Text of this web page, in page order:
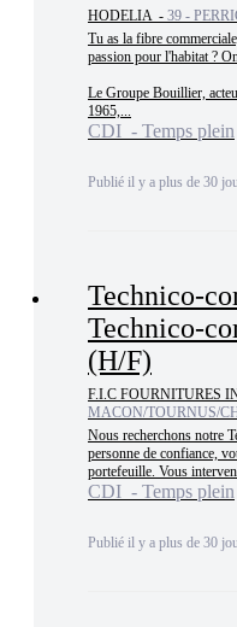
HODELIA - 39 -
Tu as la fibre
passion pour l'habitat ?
Le Groupe Bouillier,
1965,...
CDI - Temps plein
Publié il y a plus de 30
Technico-
Technico-
(H/F)
F.I.C FOURNITURES
MACON/TOURNUS/
Nous recherchons notre
personne de confiance,
portefeuille. Vous
CDI - Temps plein
Publié il y a plus de 30